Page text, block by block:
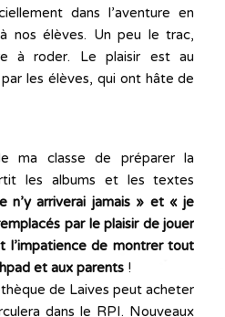
dans l’aventure en
nos élèves. Un peu le trac,
à roder. Le plaisir est au
les élèves, qui ont hâte de
ma classe de préparer la
les albums et les textes
n’y arriverai jamais » et « je
par le plaisir de jouer
l’impatience de montrer tout
et aux parents!
de Laives peut acheter
dans le RPI. Nouveaux